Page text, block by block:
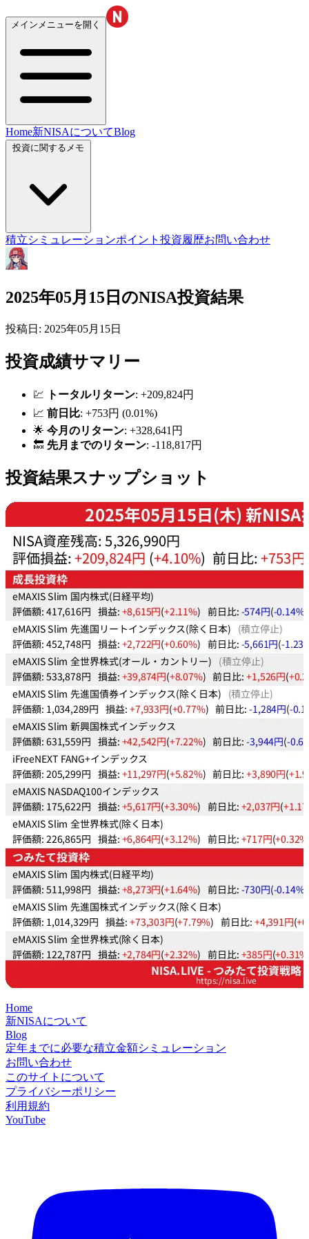
メインメニューを開く
Home新NISAについてBlog
積立シミュレーションポイント投資履歴お問い合わせ
2025年05月15日のNISA投資結果
投稿日: 2025年05月15日
投資成績サマリー
💹 トータルリターン: +209,824円
📈 前日比: +753円 (0.01%)
🌟 今月のリターン: +328,641円
🔙 先月までのリターン: -118,817円
投資結果スナップショット
Home
新NISAについて
Blog
定年までに必要な積立金額シミュレーション
お問い合わせ
このサイトについて
プライバシーポリシー
利用規約
YouTube